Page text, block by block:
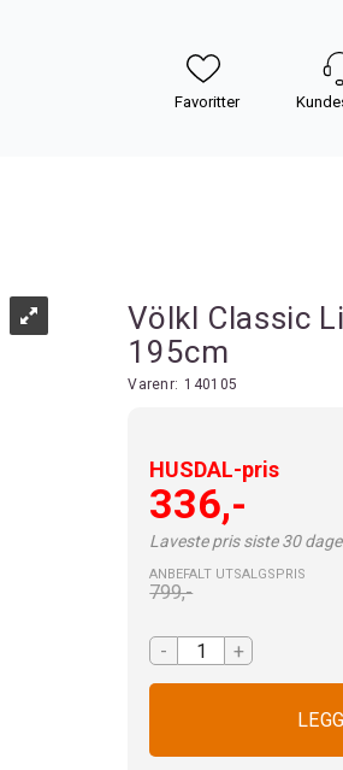
Völkl Classic
195cm
Varenr: 140105
HUSDAL-pris
336,-
Laveste pris siste 30
ANBEFALT UTSALGSPRIS
799,-
- +